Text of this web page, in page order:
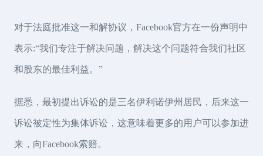
对于法庭批准这一和解协议，Facebook官方在一份声明中
表示:“我们专注于解决问题，解决这个问题符合我们社区
和股东的最佳利益。”
据悉，最初提出诉讼的是三名伊利诺伊州居民，后来这一
诉讼被定性为集体诉讼，这意味着更多的用户可以参加进
来，向Facebook索赔。